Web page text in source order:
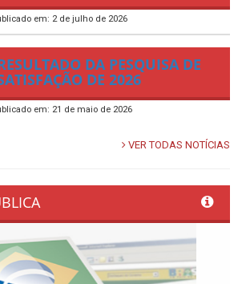
em: 2 de julho de 2026
DA PESQUISA DE
DE 2026
em: 21 de maio de 2026
VER TODAS NOTÍCIAS